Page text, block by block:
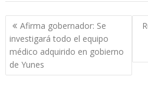
Navegación
de
entradas
Afirma gobernador: Se
investigará todo el equipo
médico adquirido en gobierno
de Yunes